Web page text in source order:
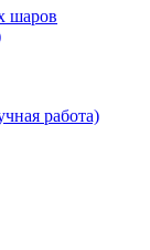
шаров
работа)